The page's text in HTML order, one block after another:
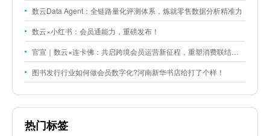
数云Data Agent：全链路量化评测体系，炼就零售数据分析精准力
数云×小红书：会员通能力，重磅发布！
官宣｜数云×连卡佛：共启跨境会员运营新征程，重塑消费联结新体验
图书发行行业如何做会员数字化?河南新华书店给打了个样！
热门标签